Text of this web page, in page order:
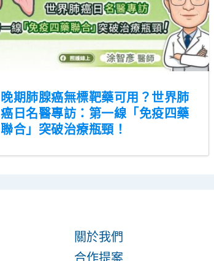
晚期肺腺癌無標靶藥可用？世界肺
癌日名醫專訪：第一線「免疫四藥
聯合」突破治療瓶頸！
關於我們
合作提案